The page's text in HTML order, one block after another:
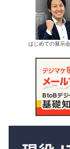
はじめての展示